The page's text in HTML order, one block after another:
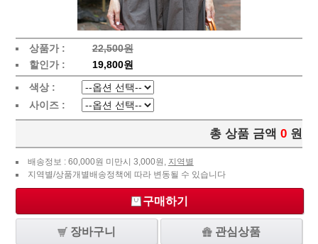
상품가 :
22,500원
할인가 :
19,800원
색상 :
사이즈 :
총 상품 금액 0 원
배송정보 : 60,000원 미만시 3,000원, 지역별
지역별/상품개별배송정책에 따라 변동될 수 있습니다
구매하기
장바구니 관심상품